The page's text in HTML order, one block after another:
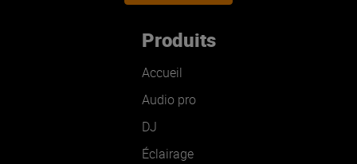
Produits
Accueil
Audio pro
DJ
Éclairage